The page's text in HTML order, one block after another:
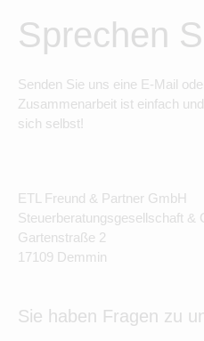
Sprechen
Senden Sie uns eine E-Mail
Zusammenarbeit ist einfach
sich selbst!
ETL Freund & Partner GmbH
Steuerberatungsgesellschaft &
Gartenstraße 2
17109 Demmin
Sie haben Fragen zu